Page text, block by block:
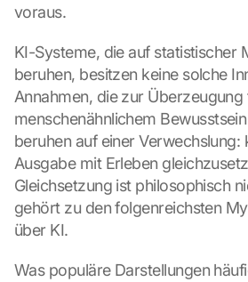
voraus.
KI-Systeme, die auf statistischer
beruhen, besitzen keine solche
Annahmen, die zur
menschenähnlichem
beruhen auf einer Verwechslung:
Ausgabe mit Erleben
Gleichsetzung ist philosophisch
gehört zu den folgenreichsten
über KI.
Was populäre Darstellungen